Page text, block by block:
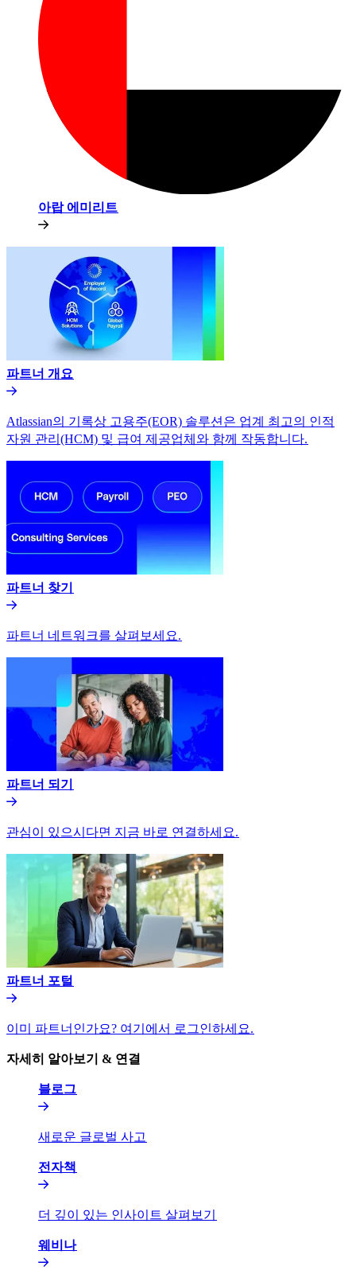
아랍 에미리트​​
파트너 개요​​
Atlassian의 기록상 고용주(EOR) 솔루션은 업계 최고의 인적
자원 관리(HCM) 및 급여 제공업체와 함께 작동합니다.​​
파트너 찾기​​
파트너 네트워크를 살펴보세요.​​
파트너 되기​​
관심이 있으시다면 지금 바로 연결하세요.​​
파트너 포털​​
이미 파트너인가요? 여기에서 로그인하세요.​​
자세히 알아보기 & 연결​​
블로그​​
새로운 글로벌 사고​​
전자책​​
더 깊이 있는 인사이트 살펴보기​​
웨비나​​